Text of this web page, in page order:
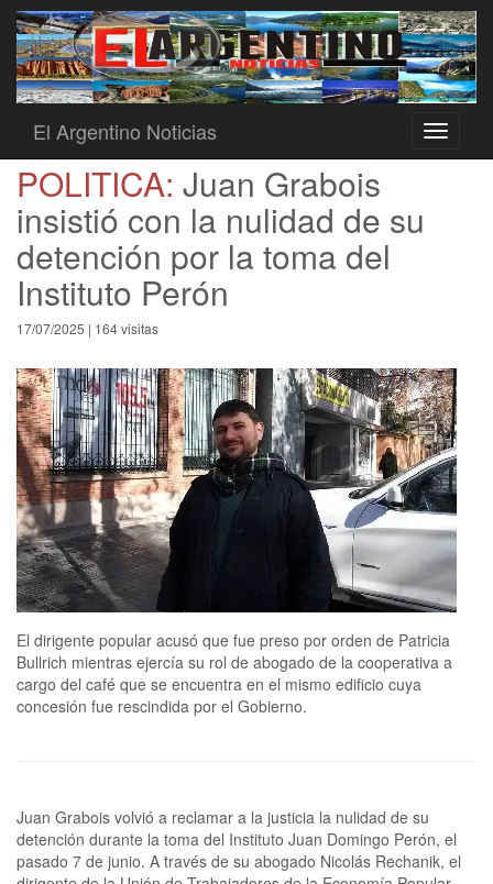
Toggle
El Argentino Noticias
POLITICA: Juan Grabois
insistió con la nulidad de su
detención por la toma del
Instituto Perón
17/07/2025 | 164 visitas
El dirigente popular acusó que fue preso por orden de Patricia
Bullrich mientras ejercía su rol de abogado de la cooperativa a
cargo del café que se encuentra en el mismo edificio cuya
concesión fue rescindida por el Gobierno.
Juan Grabois volvió a reclamar a la justicia la nulidad de su
detención durante la toma del Instituto Juan Domingo Perón, el
pasado 7 de junio. A través de su abogado Nicolás Rechanik, el